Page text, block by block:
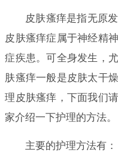
皮肤瘙痒是指无原
皮肤瘙痒症属于神经精
症疾患。可全身发生，
肤瘙痒一般是皮肤太干
理皮肤瘙痒，下面我们
家介绍一下护理的方法。
主要的护理方法有：